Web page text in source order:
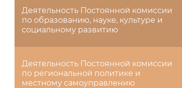
Деятельность Постоянной комиссии
по образованию, науке, культуре и
социальному развитию
Деятельность Постоянной комиссии
по региональной политике и
местному самоуправлению